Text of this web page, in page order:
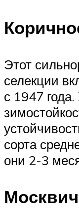
Этот
селекции
с 1947
сорта
они 2-3